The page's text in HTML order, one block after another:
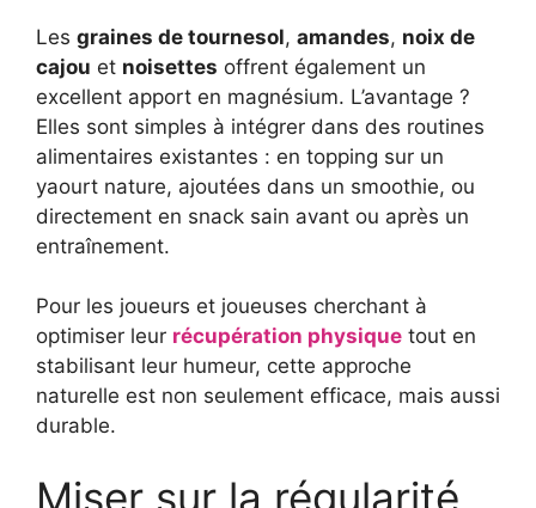
Les graines de tournesol, amandes, noix de
cajou et noisettes offrent également un
excellent apport en magnésium. L’avantage ?
Elles sont simples à intégrer dans des routines
alimentaires existantes : en topping sur un
yaourt nature, ajoutées dans un smoothie, ou
directement en snack sain avant ou après un
entraînement.
Pour les joueurs et joueuses cherchant à
optimiser leur récupération physique tout en
stabilisant leur humeur, cette approche
naturelle est non seulement efficace, mais aussi
durable.
Miser sur la régularité